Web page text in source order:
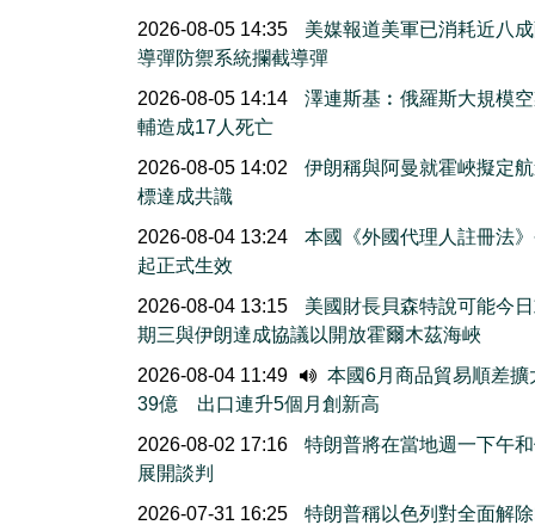
2026-08-05 14:35
美媒報道美軍已消耗近八
導彈防禦系統攔截導彈
2026-08-05 14:14
澤連斯基︰俄羅斯大規模
輔造成17人死亡
2026-08-05 14:02
伊朗稱與阿曼就霍峽擬定
標達成共識
2026-08-04 13:24
本國《外國代理人註冊法
起正式生效
2026-08-04 13:15
美國財長貝森特說可能今
期三與伊朗達成協議以開放霍爾木茲海峽
2026-08-04 11:49
本國6月商品貿易順差擴
39億 出口連升5個月創新高
2026-08-02 17:16
特朗普將在當地週一下午
展開談判
2026-07-31 16:25
特朗普稱以色列對全面解